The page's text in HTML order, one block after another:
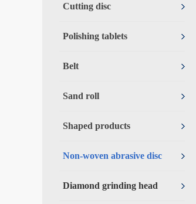
Cutting disc
Polishing tablets
Belt
Sand roll
Shaped products
Non-woven abrasive disc
Diamond grinding head